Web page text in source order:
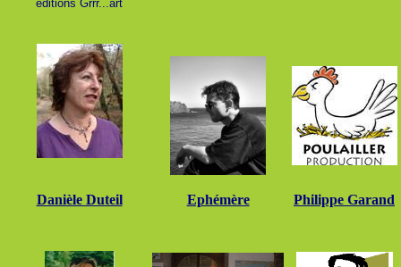
éditions Grrr...art
Danièle Duteil Ephémère Philippe Garand